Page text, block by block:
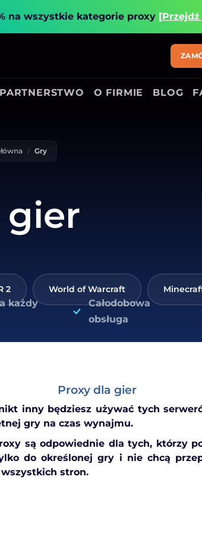
na wszystkie kategorie proxy
O FIRMIE BLOG
Gry
gier
2 World of Warcraft
każdy
Całodobowa
obsługa
Proxy dla gier
inny będziesz używać tych
gry na czas wynajmu.
są odpowiednie dla tych, którzy
do określonej gry i nie chcą
stron.